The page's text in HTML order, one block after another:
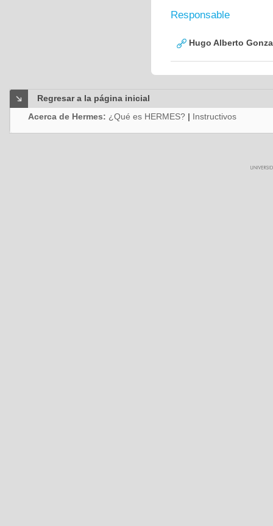
Responsable
Hugo Alberto
Regresar a la página inicial
Acerca de Hermes: ¿Qué es HERMES? | Instructivos